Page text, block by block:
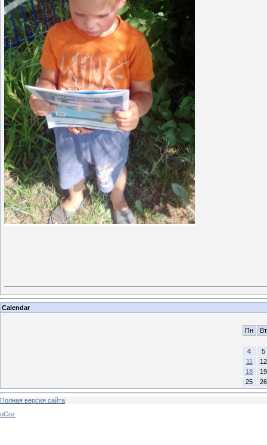
Calendar
Пн Вт
4
5
11
12
18
19
25
26
Полная версия сайта
uCoz